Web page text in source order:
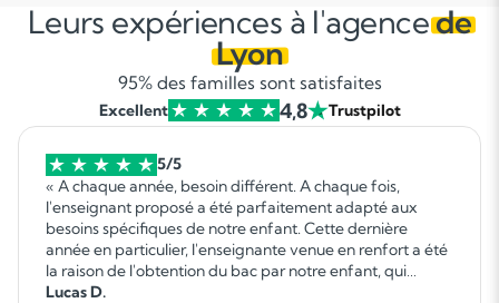
Leurs expériences à l'agencede
Lyon
95% des familles sont satisfaites
Excellent 4,8 Trustpilot
5/5
« A chaque année, besoin différent. A chaque fois,
l'enseignant proposé a été parfaitement adapté aux
besoins spécifiques de notre enfant. Cette dernière
année en particulier, l'enseignante venue en renfort a été
la raison de l'obtention du bac par notre enfant, qui
autrement ne l'aurait pas réussi. Elle a fait un travail
Lucas D.